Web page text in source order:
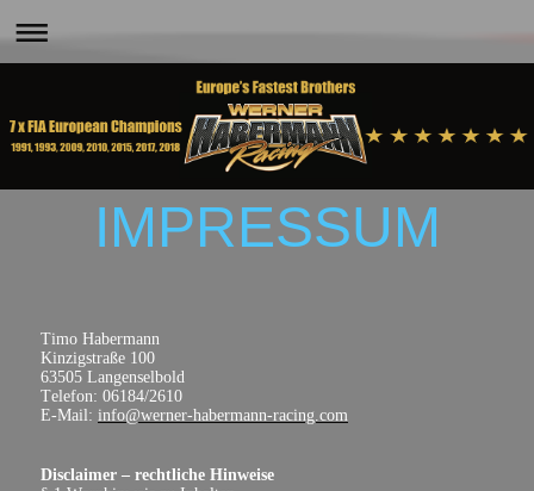
IMPRESSUM
Timo Habermann
Kinzigstraße 100
63505 Langenselbold
Telefon: 06184/2610
E-Mail: info@werner-habermann-racing.com
Disclaimer – rechtliche Hinweise